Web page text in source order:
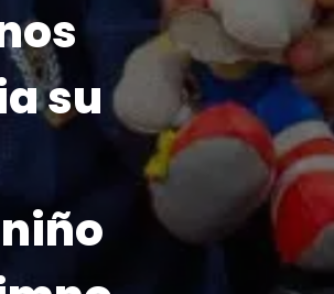
se realizará